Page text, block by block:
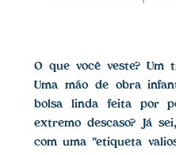
O que você veste? Um
Uma mão de obra
bolsa linda feita por
extremo descaso? Já
com uma "etiqueta